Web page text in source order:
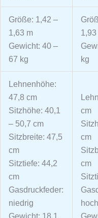
Größe: 1,42 –
1,63 m
Gewicht: 40 –
67 kg
1,93
kg
Lehnenhöhe:
47,8 cm
Sitzhöhe: 40,1
– 50,7 cm
Sitzbreite: 47,5
cm
Sitztiefe: 44,2
cm
Gasdruckfeder:
niedrig
Gewicht: 18,1
cm
cm
cm
hoch